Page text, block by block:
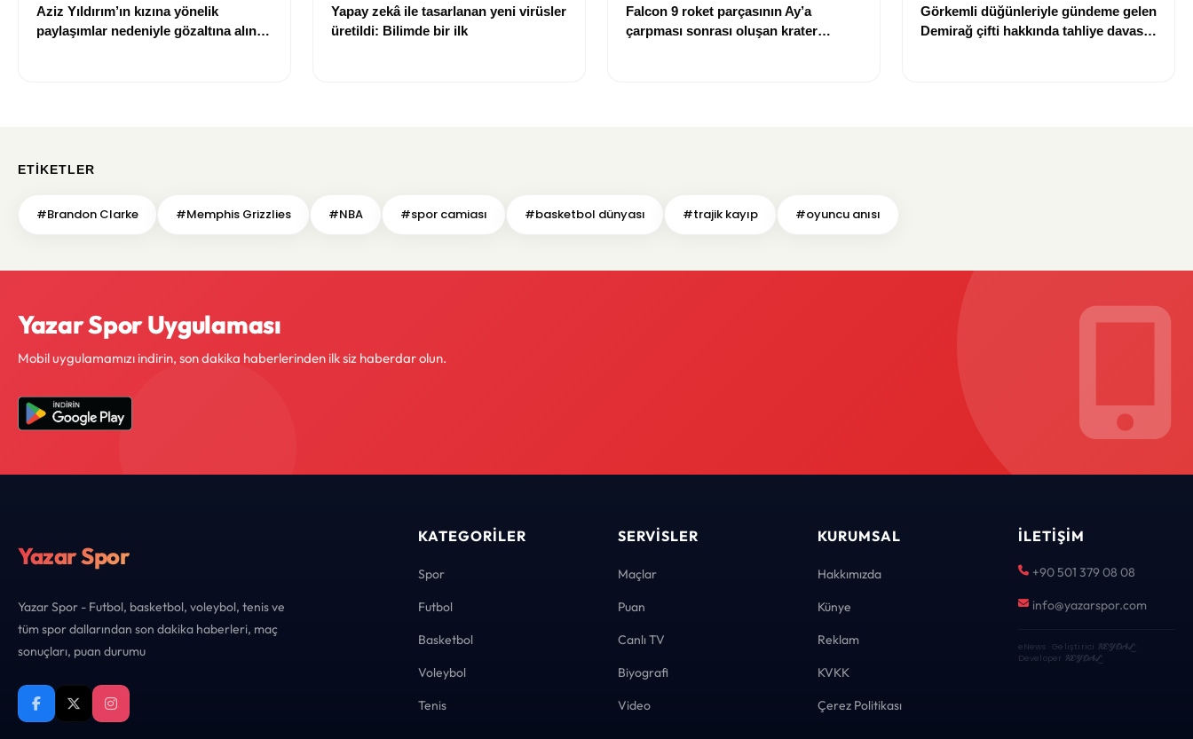
Aziz Yıldırım’ın kızına yönelik
paylaşımlar nedeniyle gözaltına alınan
Yapay zekâ ile tasarlanan yeni virüsler
üretildi: Bilimde bir ilk
Falcon 9 roket parçasının Ay’a
çarpması sonrası oluşan krater
Görkemli düğünleriyle gündeme gelen
Demirağ çifti hakkında tahliye davası
ETIKETLER
#Brandon Clarke #Memphis Grizzlies #NBA #spor camiası #basketbol dünyası #trajik kayıp #oyuncu anısı
Yazar Spor Uygulaması
Mobil uygulamamızı indirin, son dakika haberlerinden ilk siz haberdar olun.
Yazar Spor
Yazar Spor - Futbol, basketbol, voleybol, tenis ve
tüm spor dallarından son dakika haberleri, maç
sonuçları, puan durumu
KATEGORILER
Spor
Futbol
Basketbol
Voleybol
Tenis
SERVISLER
Maçlar
Puan
Canlı TV
Biyografi
Video
KURUMSAL
Hakkımızda
Künye
Reklam
KVKK
Çerez Politikası
İLETIŞIM
+90 501 379 08 08
info@yazarspor.com
eNews · Geliştirici KEYDAL·
Developer KEYDAL